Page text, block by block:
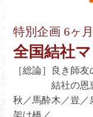
【角川俳句賞作家
【クローズアップ
本多 燐／如月真
【俳人スポット
特別企画 6ヶ
全国結社マ
［総論］良き師
結社の恩恵
秋／馬酔木／豈／
架け橋／